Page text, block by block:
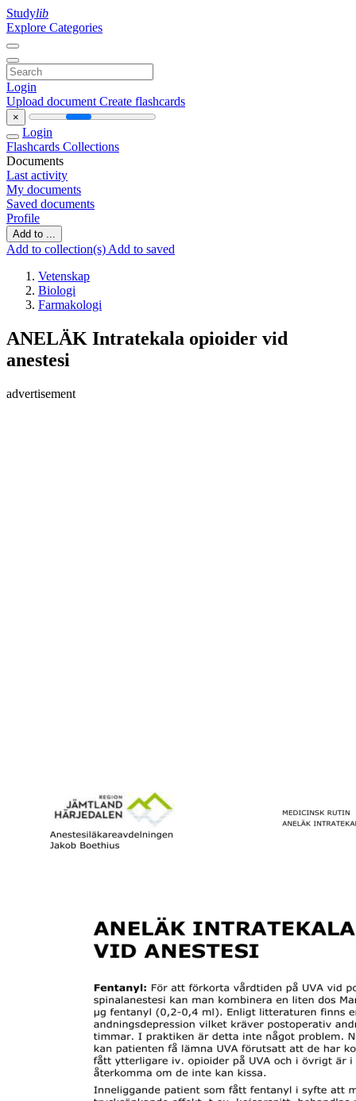
Studylib
Explore Categories
Login
Upload document Create flashcards
×
Login
Flashcards Collections
Documents
Last activity
My documents
Saved documents
Profile
Add to ...
Add to collection(s) Add to saved
Vetenskap
Biologi
Farmakologi
ANELÄK Intratekala opioider vid
anestesi
advertisement